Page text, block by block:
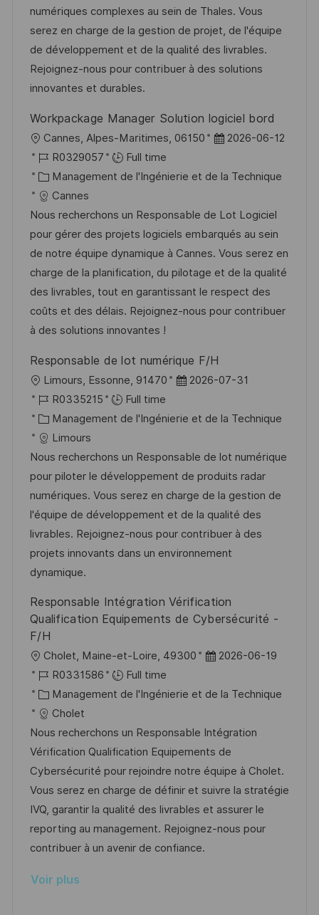
s
a
t
i
o
a
f
f
i
a
g
e
n
c
e
d
p
o
s
t
e
g
o
r
i
e
numériques complexes au sein de Thales. Vous
serez en charge de la gestion de projet, de l'équipe
de développement et de la qualité des livrables.
Rejoignez-nous pour contribuer à des solutions
innovantes et durables.
Workpackage Manager Solution logiciel bord
o
c
a
l
i
s
a
t
i
o
Cannes, Alpes-Maritimes, 06150
D
t
d
’
a
f
f
i
a
g
2026-06-12
R
é
f
é
r
e
n
c
e
d
p
o
s
t
e
R0329057
Full time
C
a
t
é
g
o
r
i
e
Management de l'Ingénierie et de la Technique
Cannes
Nous recherchons un Responsable de Lot Logiciel
pour gérer des projets logiciels embarqués au sein
de notre équipe dynamique à Cannes. Vous serez en
charge de la planification, du pilotage et de la qualité
des livrables, tout en garantissant le respect des
coûts et des délais. Rejoignez-nous pour contribuer
à des solutions innovantes !
Responsable de lot numérique F/H
o
c
a
l
i
s
a
t
i
o
Limours, Essonne, 91470
D
t
d
’
a
f
f
i
a
e
2026-07-31
R
é
f
é
r
e
n
c
e
d
p
o
s
t
e
R0335215
Full time
C
a
t
é
g
o
r
i
e
Management de l'Ingénierie et de la Technique
Limours
Nous recherchons un Responsable de lot numérique
pour piloter le développement de produits radar
numériques. Vous serez en charge de la gestion de
l'équipe de développement et de la qualité des
livrables. Rejoignez-nous pour contribuer à des
projets innovants dans un environnement
dynamique.
Responsable Intégration Vérification
Qualification Equipements de Cybersécurité -
F/H
o
c
a
l
i
s
a
t
i
o
Cholet, Maine-et-Loire, 49300
D
t
d
’
a
f
f
i
c
2026-06-19
R
é
f
é
r
e
n
c
e
d
p
R0331586
Full time
C
a
t
é
g
o
r
i
e
Management de l'Ingénierie et de la Technique
Cholet
Nous recherchons un Responsable Intégration
Vérification Qualification Equipements de
Cybersécurité pour rejoindre notre équipe à Cholet.
Vous serez en charge de définir et suivre la stratégie
IVQ, garantir la qualité des livrables et assurer le
reporting au management. Rejoignez-nous pour
contribuer à un avenir de confiance.
Voir plus